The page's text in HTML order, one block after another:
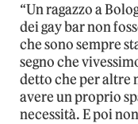
“Un ragazzo a
dei gay bar non
che sono sempre
segno che
detto che per altre
avere un proprio
necessità. E poi